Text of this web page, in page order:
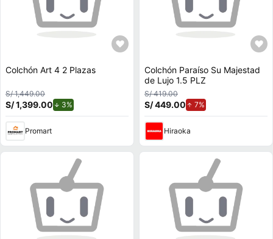
Colchón Art 4 2 Plazas
S/ 1,449.00
S/ 1,399.00 3%
Promart
Colchón Paraíso Su Majestad
de Lujo 1.5 PLZ
S/ 419.00
S/ 449.00 7%
Hiraoka